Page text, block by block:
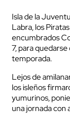
Isla de la
Labra, los
encumbrados
7, para
temporada.
Lejos de
los isleños
yumurinos,
una jornada con